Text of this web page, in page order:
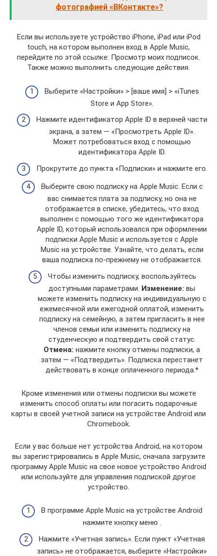
фотографией «ВКонтакте»?
Если вы используете устройство iPhone, iPad или iPod
touch, на котором выполнен вход в Apple Music,
перейдите по этой ссылке: Просмотр моих подписок.
Также можно выполнить следующие действия.
Выберите «Настройки» > [ваше имя] > «iTunes
Store и App Store».
Нажмите идентификатор Apple ID в верхней части
экрана, а затем — «Просмотреть Apple ID».
Может потребоваться вход с помощью
идентификатора Apple ID.
Прокрутите до пункта «Подписки» и нажмите его.
Выберите свою подписку на Apple Music. Если с
вас снимается плата за подписку, но она не
отображается в списке, убедитесь, что вход
выполнен с помощью того же идентификатора
Apple ID, который использовался при оформлении
подписки Apple Music и используется с Apple
Music на устройстве. Узнайте, что делать, если
ваша подписка по-прежнему не отображается.
Чтобы изменить подписку, воспользуйтесь
доступными параметрами. Изменение: вы
можете изменить подписку на индивидуальную с
ежемесячной или ежегодной оплатой, изменить
подписку на семейную, а затем пригласить в нее
членов семьи или изменить подписку на
студенческую и подтвердить свой статус.
Отмена: нажмите кнопку отмены подписки, а
затем — «Подтвердить». Подписка перестанет
действовать в конце оплаченного периода.*
Кроме изменения или отмены подписки вы можете
изменить способ оплаты или погасить подарочные
карты в своей учетной записи на устройстве Android или
Chromebook.
Если у вас больше нет устройства Android, на котором
вы зарегистрировались в Apple Music, сначала загрузите
программу Apple Music на свое новое устройство Android
или используйте для управления подпиской другое
устройство.
В программе Apple Music на устройстве Android
нажмите кнопку меню .
Нажмите «Учетная запись». Если пункт «Учетная
запись» не отображается, выберите «Настройки»